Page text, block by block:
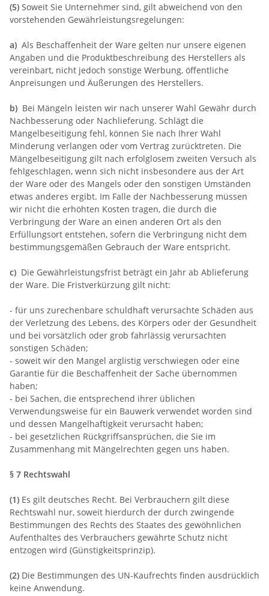
(5) Soweit Sie Unternehmer sind, gilt abweichend von den
vorstehenden Gewährleistungsregelungen:
a) Als Beschaffenheit der Ware gelten nur unsere eigenen
Angaben und die Produktbeschreibung des Herstellers als
vereinbart, nicht jedoch sonstige Werbung, öffentliche
Anpreisungen und Äußerungen des Herstellers.
b) Bei Mängeln leisten wir nach unserer Wahl Gewähr durch
Nachbesserung oder Nachlieferung. Schlägt die
Mangelbeseitigung fehl, können Sie nach Ihrer Wahl
Minderung verlangen oder vom Vertrag zurücktreten. Die
Mängelbeseitigung gilt nach erfolglosem zweiten Versuch als
fehlgeschlagen, wenn sich nicht insbesondere aus der Art
der Ware oder des Mangels oder den sonstigen Umständen
etwas anderes ergibt. Im Falle der Nachbesserung müssen
wir nicht die erhöhten Kosten tragen, die durch die
Verbringung der Ware an einen anderen Ort als den
Erfüllungsort entstehen, sofern die Verbringung nicht dem
bestimmungsgemäßen Gebrauch der Ware entspricht.
c) Die Gewährleistungsfrist beträgt ein Jahr ab Ablieferung
der Ware. Die Fristverkürzung gilt nicht:
- für uns zurechenbare schuldhaft verursachte Schäden aus
der Verletzung des Lebens, des Körpers oder der Gesundheit
und bei vorsätzlich oder grob fahrlässig verursachten
sonstigen Schäden;
- soweit wir den Mangel arglistig verschwiegen oder eine
Garantie für die Beschaffenheit der Sache übernommen
haben;
- bei Sachen, die entsprechend ihrer üblichen
Verwendungsweise für ein Bauwerk verwendet worden sind
und dessen Mangelhaftigkeit verursacht haben;
- bei gesetzlichen Rückgriffsansprüchen, die Sie im
Zusammenhang mit Mängelrechten gegen uns haben.
§ 7 Rechtswahl
(1) Es gilt deutsches Recht. Bei Verbrauchern gilt diese
Rechtswahl nur, soweit hierdurch der durch zwingende
Bestimmungen des Rechts des Staates des gewöhnlichen
Aufenthaltes des Verbrauchers gewährte Schutz nicht
entzogen wird (Günstigkeitsprinzip).
(2) Die Bestimmungen des UN-Kaufrechts finden ausdrücklich
keine Anwendung.